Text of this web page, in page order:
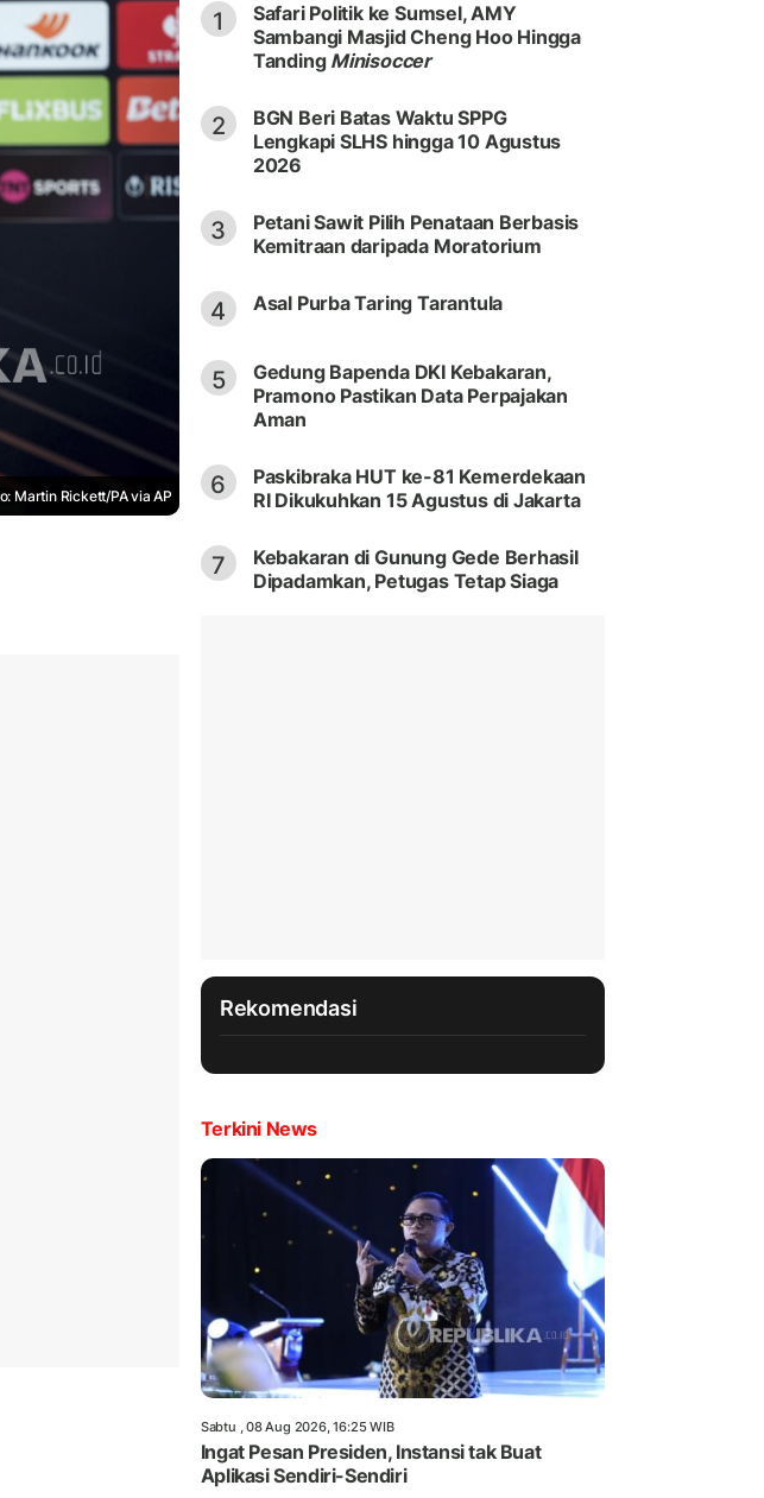
Martin Rickett/PA via AP
1
Safari Politik ke Sumsel, AMY
Sambangi Masjid Cheng Hoo Hingga
Tanding Minisoccer
2
BGN Beri Batas Waktu SPPG
Lengkapi SLHS hingga 10 Agustus
2026
3
Petani Sawit Pilih Penataan Berbasis
Kemitraan daripada Moratorium
4 Asal Purba Taring Tarantula
5
Gedung Bapenda DKI Kebakaran,
Pramono Pastikan Data Perpajakan
Aman
6
Paskibraka HUT ke-81 Kemerdekaan
RI Dikukuhkan 15 Agustus di Jakarta
7
Kebakaran di Gunung Gede Berhasil
Dipadamkan, Petugas Tetap Siaga
Rekomendasi
Terkini News
Sabtu , 08 Aug 2026, 16:25 WIB
Ingat Pesan Presiden, Instansi tak Buat
Aplikasi Sendiri-Sendiri